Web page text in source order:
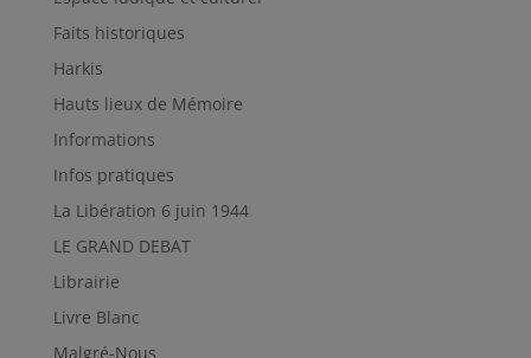
Faits historiques
Harkis
Hauts lieux de Mémoire
Informations
Infos pratiques
La Libération 6 juin 1944
LE GRAND DEBAT
Librairie
Livre Blanc
Malgré-Nous